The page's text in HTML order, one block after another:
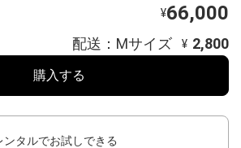
¥66,000
配送：Mサイズ ¥ 2,800
購入する
タルでお試しできる